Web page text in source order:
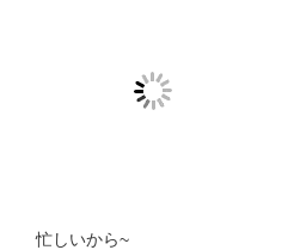
忙しいから~